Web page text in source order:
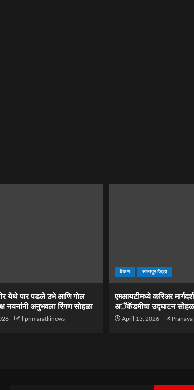
येथे पार पडले उभे आणि गोल
नयनांनी अनुभवला रिंगण सोहळा
hpnmarathinews
शिक्षण सोलापूर जिल्हा
एमआयटीमध्ये करिअर
अॅकॅडमीचा उद्घाटन
April 13, 2026